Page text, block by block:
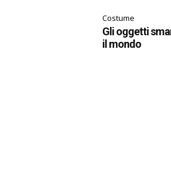
Costume
Gli oggetti
il mondo